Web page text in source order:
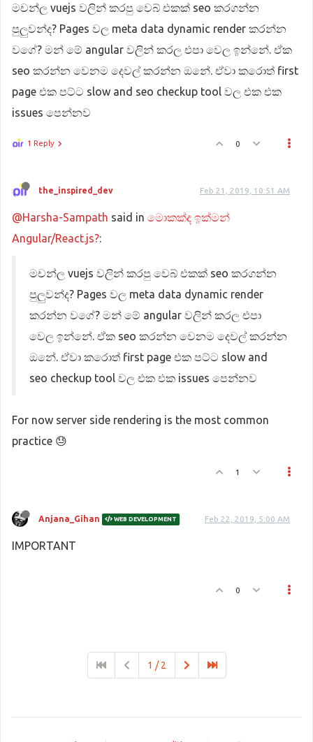
මචන්ල vuejs වලින් කරපු වෙබ් එකක් seo කරගන්න
පුලුවන්ද? Pages වල meta data dynamic render කරන්න
වගේ? මන් මේ angular වලින් කරල එපා වෙල ඉන්නේ. ඒක
seo කරන්න වෙනම දෙවල් කරන්න ඔනේ. ඒවා කරොත් first
page එක පට්ට slow and seo checkup tool වල එක එක
issues පෙන්නව
1 Reply 0
the_inspired_dev Feb 21, 2019, 10:51 AM
@Harsha-Sampath said in මොකක්ද ඉක්මන්
Angular/React.js?:
මචන්ල vuejs වලින් කරපු වෙබ් එකක් seo කරගන්න
පුලුවන්ද? Pages වල meta data dynamic render
කරන්න වගේ? මන් මේ angular වලින් කරල එපා
වෙල ඉන්නේ. ඒක seo කරන්න වෙනම දෙවල් කරන්න
ඔනේ. ඒවා කරොත් first page එක පට්ට slow and
seo checkup tool වල එක එක issues පෙන්නව
For now server side rendering is the most common
practice 😓
1
Anjana_Gihan WEB DEVELOPMENT Feb 22, 2019, 5:00 AM
IMPORTANT
0
1 / 2